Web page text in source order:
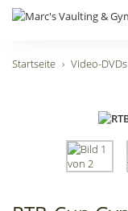
Startseite Video-